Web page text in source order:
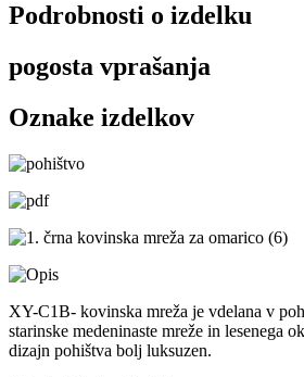
Podrobnosti o izdelku
pogosta vprašanja
Oznake izdelkov
XY-C1B- kovinska mreža je vdelana v
starinske medeninaste mreže in lesenega
dizajn pohištva bolj luksuzen.